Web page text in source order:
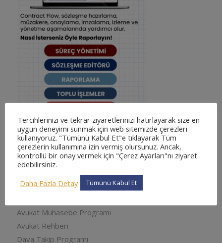
KATEGORILER
adliyesine nasıl gidilir
Avukat Muhasebe Programı
Avukat Rehberi
Dava Takip Programı
Tercihlerinizi ve tekrar ziyaretlerinizi hatırlayarak size en
uygun deneyimi sunmak için web sitemizde çerezleri
kullanıyoruz. "Tümünü Kabul Et"e tıklayarak Tüm
çerezlerin kullanımına izin vermiş olursunuz. Ancak,
kontrollü bir onay vermek için "Çerez Ayarları"nı ziyaret
edebilirsiniz.
Daha Fazla Detay
Tümünü Kabul Et